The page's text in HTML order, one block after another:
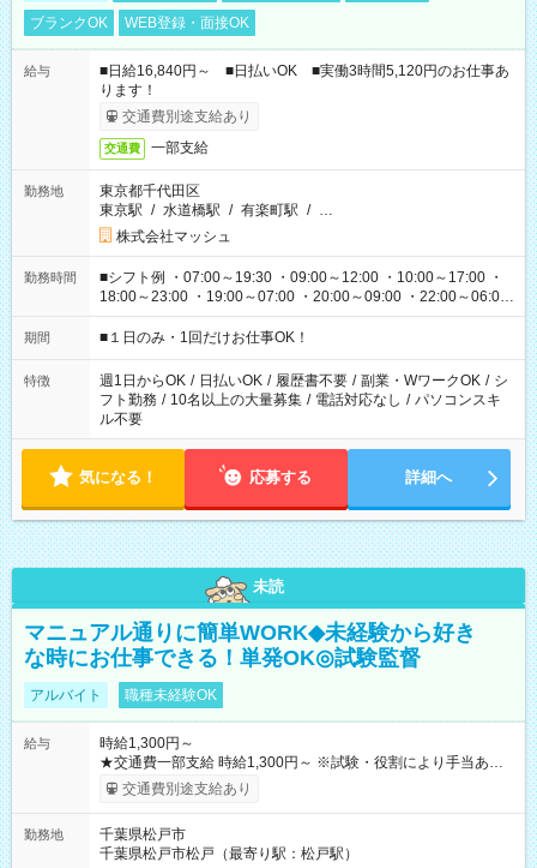
ブランクOK
WEB登録・面接OK
給与
■日給16,840円～ ■日払いOK ■実働3時間5,120円のお仕事あ
ります！
交通費別途支給あり
交通費 一部支給
勤務地
東京都千代田区
東京駅 / 水道橋駅 / 有楽町駅 / …
株式会社マッシュ
勤務時間
■シフト例 ・07:00～19:30 ・09:00～12:00 ・10:00～17:00 ・
18:00～23:00 ・19:00～07:00 ・20:00～09:00 ・22:00～06:00
etc ★最短で3時間で5,120円のお仕事から 15時間で2万円近く稼
げるお仕事も！ ご希望のお時間に合わせてご紹介！ ※シフトは
ください！
期間 ■１日のみ・1回だけお仕事OK！
特徴 週1日からOK / 日払いOK / 履歴書不要 / 副業・WワークOK / シ
フト勤務 / 10名以上の大量募集 / 電話対応なし / パソコンスキ
ル不要
気になる！ 応募する 詳細へ
未読
マニュアル通りに簡単WORK◆未経験から好き
な時にお仕事できる！単発OK◎試験監督
アルバイト 職種未経験OK
給与
時給1,300円～
★交通費一部支給 時給1,300円～ ※試験・役割により手当あり
※勤務回数により昇給あり 【即給（前払い）オプションあ
り！】 希望される場合、勤務から1週間ほどで給与の一部を受け
例】 ・河合塾模擬試験 8:30～17:30（休憩1時間） 時給1,300円
×8時間＝日収10,400円＋交通費 ※当日の役割により時給＋100
交通費別途支給あり
勤務地
千葉県松戸市
千葉県松戸市松戸（最寄り駅：松戸駅）